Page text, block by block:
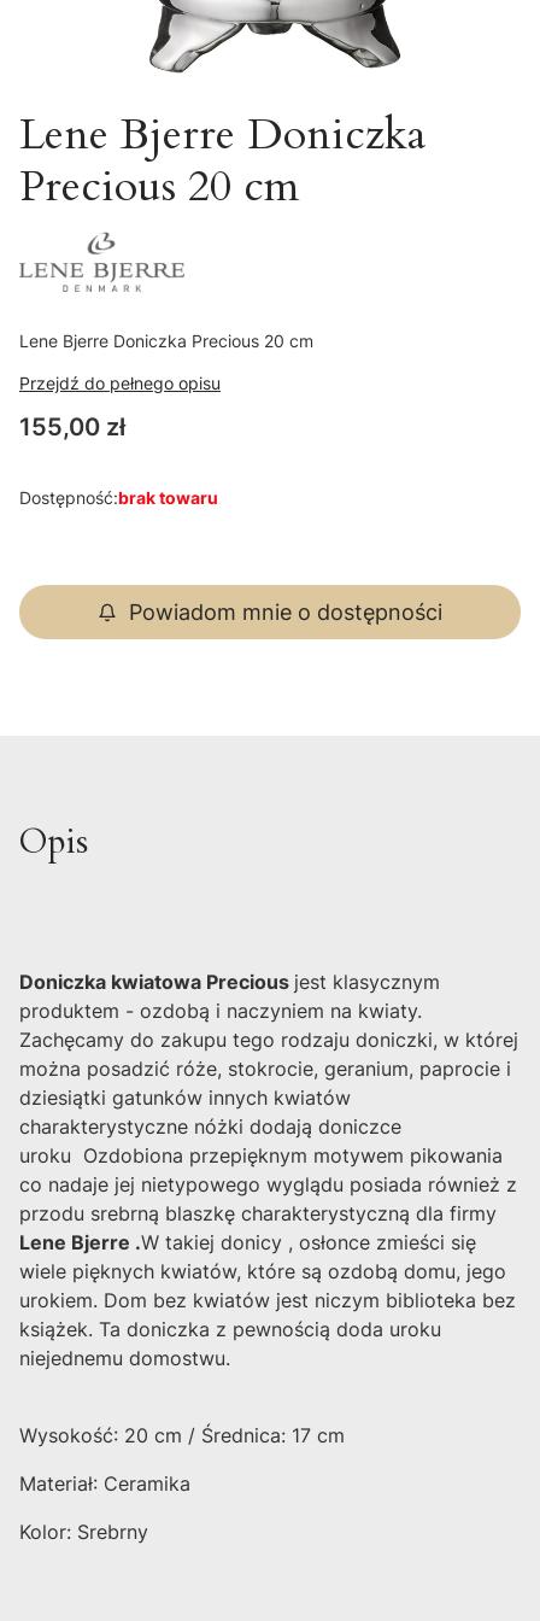
Lene Bjerre Doniczka
Precious 20 cm
Lene Bjerre Doniczka Precious 20 cm
Przejdź do pełnego opisu
Cena
155,00 zł
Dostępność:brak towaru
Powiadom mnie o dostępności
Opis
Doniczka kwiatowa Precious jest klasycznym
produktem - ozdobą i naczyniem na kwiaty.
Zachęcamy do zakupu tego rodzaju doniczki, w której
można posadzić róże, stokrocie, geranium, paprocie i
dziesiątki gatunków innych kwiatów
charakterystyczne nóżki dodają doniczce
uroku Ozdobiona przepięknym motywem pikowania
co nadaje jej nietypowego wyglądu posiada również z
przodu srebrną blaszkę charakterystyczną dla firmy
Lene Bjerre .W takiej donicy , osłonce zmieści się
wiele pięknych kwiatów, które są ozdobą domu, jego
urokiem. Dom bez kwiatów jest niczym biblioteka bez
książek. Ta doniczka z pewnością doda uroku
niejednemu domostwu.
Wysokość: 20 cm / Średnica: 17 cm
Materiał: Ceramika
Kolor: Srebrny